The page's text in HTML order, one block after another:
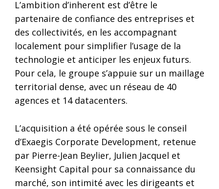
L’ambition d’inherent est d’être le
partenaire de confiance des entreprises et
des collectivités, en les accompagnant
localement pour simplifier l’usage de la
technologie et anticiper les enjeux futurs.
Pour cela, le groupe s’appuie sur un maillage
territorial dense, avec un réseau de 40
agences et 14 datacenters.
L’acquisition a été opérée sous le conseil
d’Exaegis Corporate Development, retenue
par Pierre-Jean Beylier, Julien Jacquel et
Keensight Capital pour sa connaissance du
marché, son intimité avec les dirigeants et